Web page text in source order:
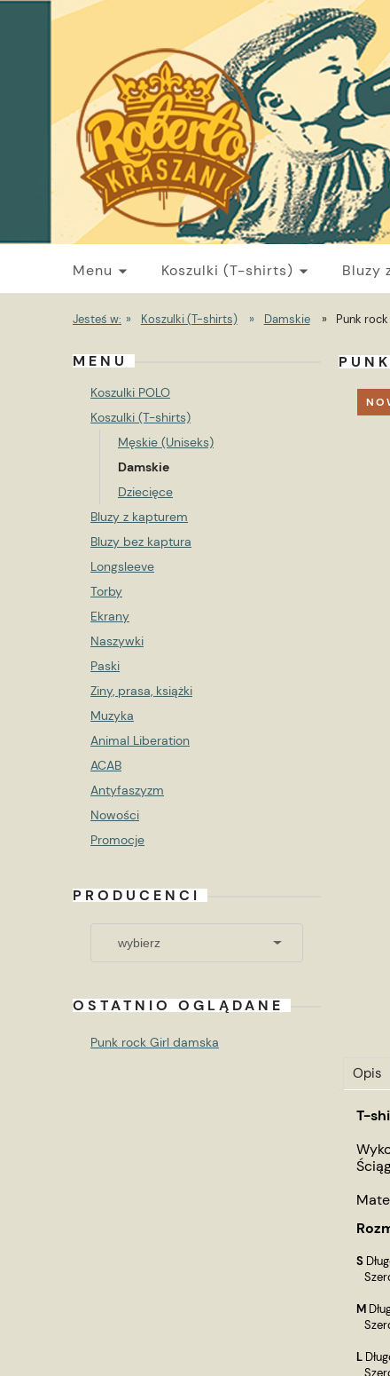
Menu Koszulki (T-shirts) Bluzy
Jesteś w: » Koszulki (T-shirts) » Damskie » Punk
MENU
Koszulki POLO
Koszulki (T-shirts)
Męskie (Uniseks)
Damskie
Dziecięce
Bluzy z kapturem
Bluzy bez kaptura
Longsleeve
Torby
Ekrany
Naszywki
Paski
Ziny, prasa, książki
Muzyka
Animal Liberation
ACAB
Antyfaszyzm
Nowości
Promocje
PRODUCENCI
OSTATNIO OGLĄDANE
Punk rock Girl damska
Opis
T-
S
M
L